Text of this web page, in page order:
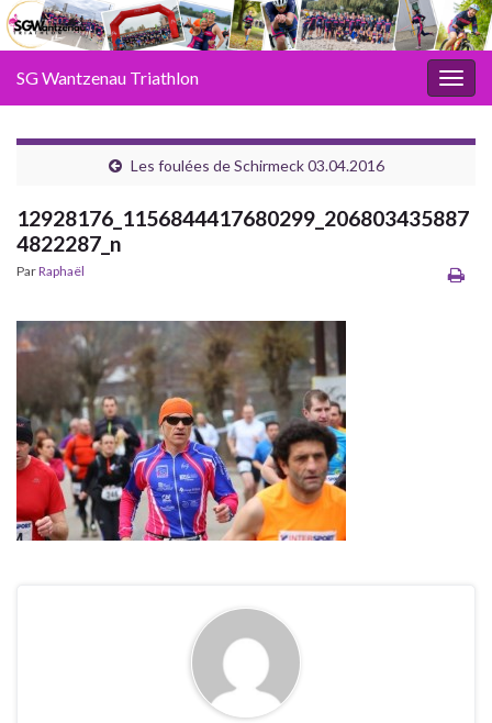
SG Wantzenau Triathlon
Les foulées de Schirmeck 03.04.2016
12928176_1156844417680299_206803435887
4822287_n
ParRaphaël